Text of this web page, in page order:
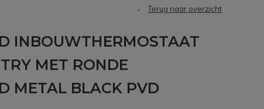
Terug naar overzicht
INBOUWTHERMOSTAAT
MET RONDE
METAL BLACK PVD